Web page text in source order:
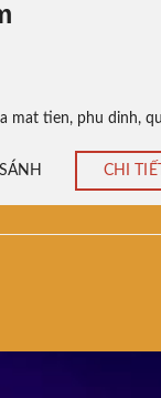
mat tien, phu dinh,
CHI